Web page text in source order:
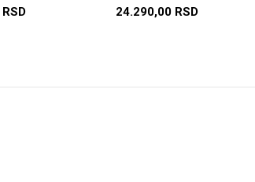
RSD
24.290,00 RSD